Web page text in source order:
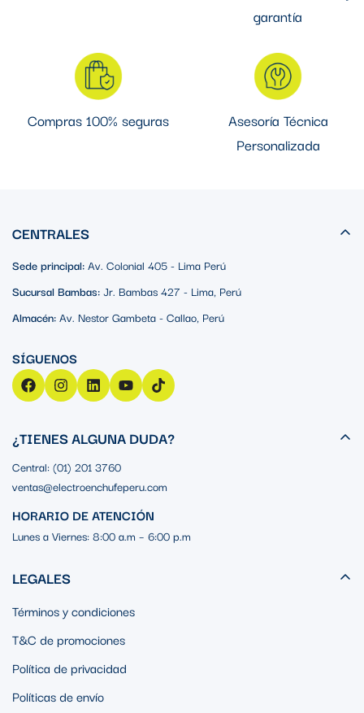
garantía
Compras 100% seguras
Asesoría Técnica
Personalizada
CENTRALES
Sede principal:Av. Colonial 405 - Lima Perú
Sucursal Bambas:Jr. Bambas 427 - Lima, Perú
Almacén:Av. Nestor Gambeta - Callao, Perú
¿TIENES ALGUNA DUDA?
Central: (01) 201 3760
ventas@electroenchufeperu.com
HORARIO DE ATENCIÓN
Lunes a Viernes: 8:00 a.m – 6:00 p.m
LEGALES
Términos y condiciones
T&C de promociones
Política de privacidad
Políticas de envío